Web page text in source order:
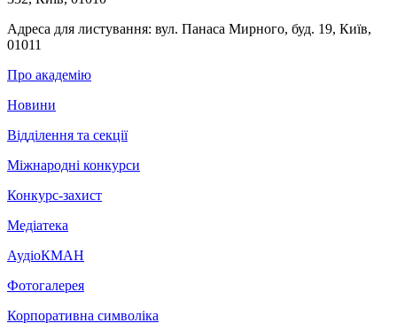
Адреса для листування: вул. Панаса Мирного, буд. 19, Київ,
01011
Про академію
Новини
Відділення та секції
Міжнародні конкурси
Конкурс-захист
Медіатека
АудіоКМАН
Фотогалерея
Корпоративна символіка